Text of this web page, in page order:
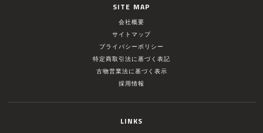
SITE MAP
会社概要
サイトマップ
プライバシーポリシー
特定商取引法に基づく表記
古物営業法に基づく表示
採用情報
LINKS